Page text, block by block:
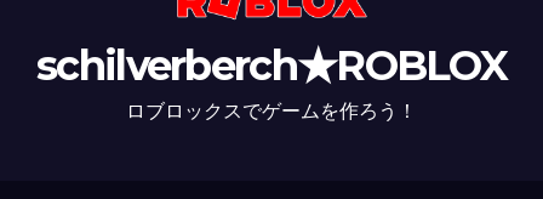
schilverberch★ROBLOX
ロブロックスでゲームを作ろう！